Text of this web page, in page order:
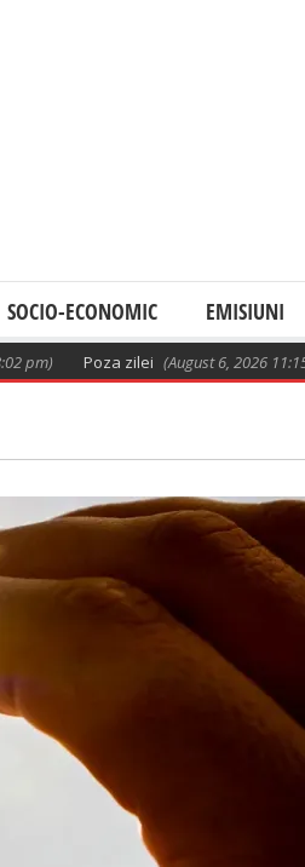
SOCIO-ECONOMIC EMISIUNI
Poza zilei (August 6, 2026 11:15 am)